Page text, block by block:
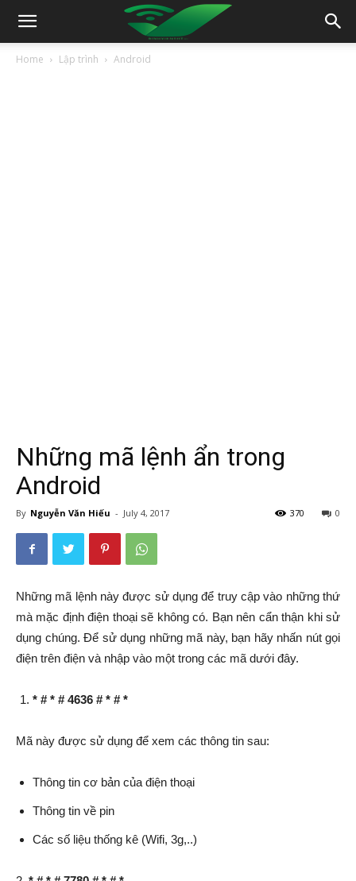
Home Lập trình Android
Những mã lệnh ẩn trong
Android
By Nguyễn Văn Hiếu - July 4, 2017 0
370
Những mã lệnh này được sử dụng để truy cập vào những thứ
mà mặc định điện thoại sẽ không có. Bạn nên cẩn thận khi sử
dụng chúng. Để sử dụng những mã này, bạn hãy nhấn nút gọi
điện trên điện và nhập vào một trong các mã dưới đây.
* # * # 4636 # * # *
Mã này được sử dụng để xem các thông tin sau:
Thông tin cơ bản của điện thoại
Thông tin về pin
Các số liệu thống kê (Wifi, 3g,..)